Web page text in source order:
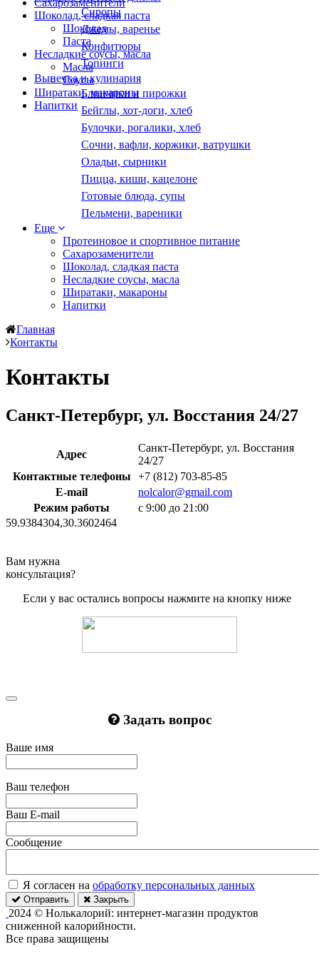
Сахарозаменители
Шоколад, сладкая паста
Шоколад
Паста
Несладкие соусы, масла
Масла
Соусы
Ширатаки, макароны
Напитки
Сиропы
Джемы, варенье
Конфитюры
Топинги
Выпечка и кулинария
Блинчики и пирожки
Бейглы, хот-доги, хлеб
Булочки, рогалики, хлеб
Сочни, вафли, коржики, ватрушки
Оладьи, сырники
Пицца, киши, кацелоне
Готовые блюда, супы
Пельмени, вареники
Еще
Протеиновое и спортивное питание
Сахарозаменители
Шоколад, сладкая паста
Несладкие соусы, масла
Ширатаки, макароны
Напитки
Главная
Контакты
Контакты
Санкт-Петербург, ул. Восстания 24/27
Адрес
Санкт-Петербург, ул. Восстания
24/27
Контактные телефоны
+7 (812) 703-85-85
E-mail
nolcalor@gmail.com
Режим работы
с 9:00 до 21:00
59.9384304,30.3602464
Вам нужна
консультация?
Если у вас остались вопросы нажмите на кнопку ниже
Задать вопрос
Ваше имя
Ваш телефон
Ваш E-mail
Сообщение
Я согласен на обработку персональных данных
Отправить Закрыть
2024 © Нолькалорий: интернет-магазин продуктов
сниженной калорийности.
Все права защищены